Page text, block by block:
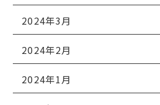
2024年3月
2024年2月
2024年1月